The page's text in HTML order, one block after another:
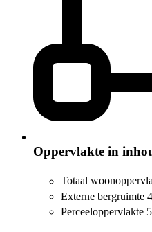
Oppervlakte in
Totaal
Externe bergruimte
Perceeloppervlakte